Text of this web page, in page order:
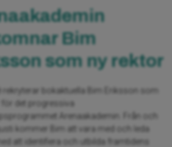
Bim
som ny rektor
rekryterar bokaktuella Bim Eriksson som
för det progressiva
Arenaakademin. Från och
kommer Bim att vara med och leda
att identifiera och utbilda framtidens